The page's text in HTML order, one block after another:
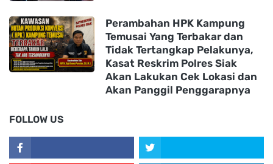
Perambahan HPK Kampung
Temusai Yang Terbakar dan
Tidak Tertangkap Pelakunya,
Kasat Reskrim Polres Siak
Akan Lakukan Cek Lokasi dan
Akan Panggil Penggarapnya
FOLLOW US